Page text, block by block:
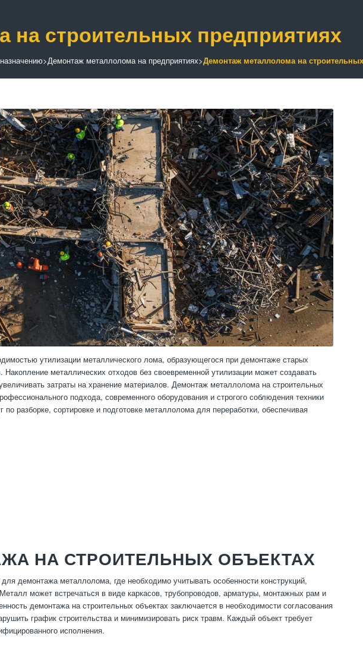
на строительных предприятиях
>Демонтаж металлолома на предприятиях>Демонтаж металлолома на
утилизации металлического лома, образующегося при демонтаже старых
металлических отходов без своевременной утилизации может создавать
затраты на хранение материалов. Демонтаж металлолома на строительных
подхода, современного оборудования и строгого соблюдения техники
разборке, сортировке и подготовке металлолома для переработки, обеспечивая
НА СТРОИТЕЛЬНЫХ ОБЪЕКТАХ
демонтажа металлолома, где необходимо учитывать особенности конструкций,
может встречаться в виде каркасов, трубопроводов, арматуры, монтажных рам и
демонтажа на строительных объектах заключается в необходимости согласования
график строительства и минимизировать риск травм. Каждый объект требует
исполнения.